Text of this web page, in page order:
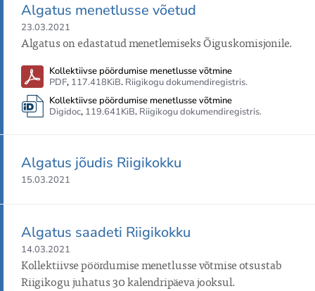
Algatus menetlusse võetud
23.03.2021
Algatus on edastatud menetlemiseks Õiguskomisjonile.
Kollektiivse pöördumise menetlusse võtmine
PDF, 117.418KiB. Riigikogu dokumendiregistris.
Kollektiivse pöördumise menetlusse võtmine
Digidoc, 119.641KiB. Riigikogu dokumendiregistris.
Algatus jõudis Riigikokku
15.03.2021
Algatus saadeti Riigikokku
14.03.2021
Kollektiivse pöördumise menetlusse võtmise otsustab
Riigikogu juhatus 30 kalendripäeva jooksul.